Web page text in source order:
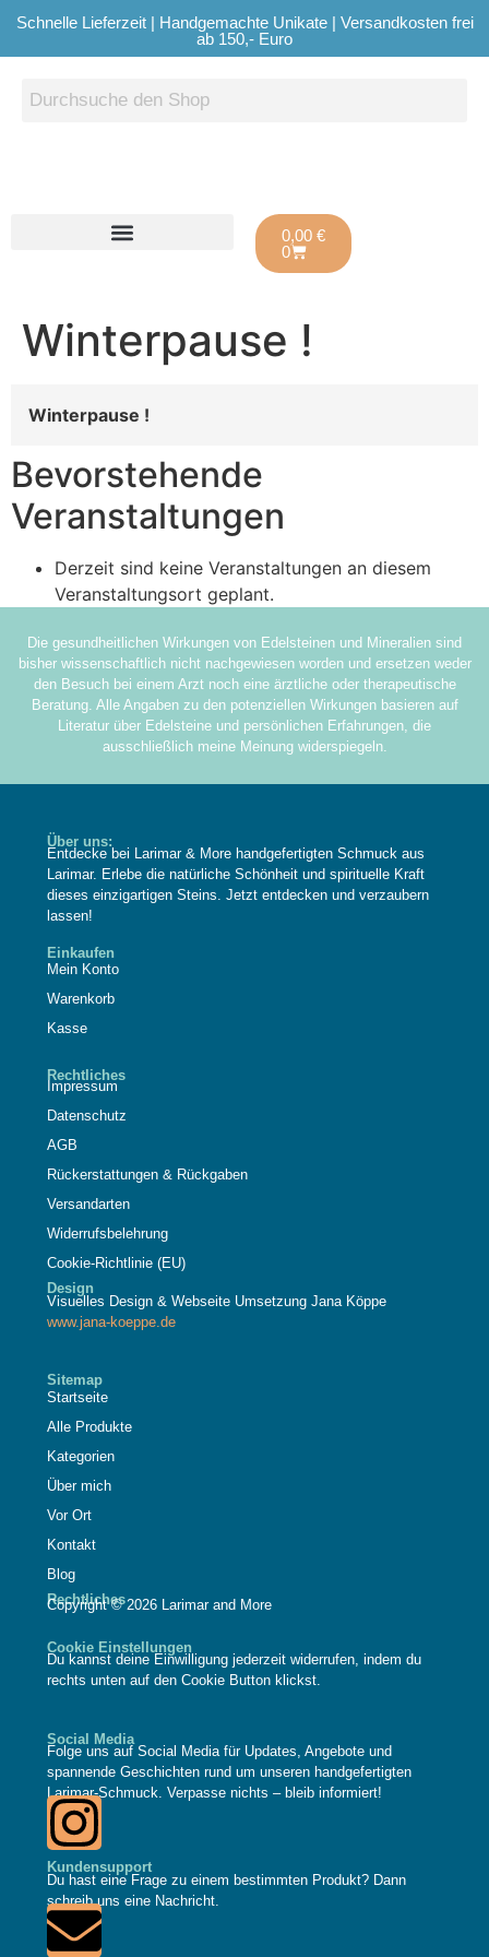
Schnelle Lieferzeit | Handgemachte Unikate | Versandkosten frei
ab 150,- Euro
0,00 €
0
Winterpause !
Winterpause !
Bevorstehende
Veranstaltungen
Derzeit sind keine Veranstaltungen an diesem
Veranstaltungsort geplant.
Die gesundheitlichen Wirkungen von Edelsteinen und Mineralien sind
bisher wissenschaftlich nicht nachgewiesen worden und ersetzen weder
den Besuch bei einem Arzt noch eine ärztliche oder therapeutische
Beratung. Alle Angaben zu den potenziellen Wirkungen basieren auf
Literatur über Edelsteine und persönlichen Erfahrungen, die
ausschließlich meine Meinung widerspiegeln.
Über uns:
Entdecke bei Larimar & More handgefertigten Schmuck aus
Larimar. Erlebe die natürliche Schönheit und spirituelle Kraft
dieses einzigartigen Steins. Jetzt entdecken und verzaubern
lassen!
Einkaufen
Mein Konto
Warenkorb
Kasse
Rechtliches
Impressum
Datenschutz
AGB
Rückerstattungen & Rückgaben
Versandarten
Widerrufsbelehrung
Cookie-Richtlinie (EU)
Design
Visuelles Design & Webseite Umsetzung Jana Köppe
www.jana-koeppe.de
Sitemap
Startseite
Alle Produkte
Kategorien
Über mich
Vor Ort
Kontakt
Blog
Rechtliches
Copyright © 2026 Larimar and More
Cookie Einstellungen
Du kannst deine Einwilligung jederzeit widerrufen, indem du
rechts unten auf den Cookie Button klickst.
Social Media
Folge uns auf Social Media für Updates, Angebote und
spannende Geschichten rund um unseren handgefertigten
Larimar-Schmuck. Verpasse nichts – bleib informiert!
Kundensupport
Du hast eine Frage zu einem bestimmten Produkt? Dann
schreib uns eine Nachricht.